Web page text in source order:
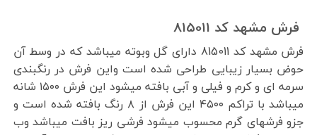
فرش مشهد کد 815011
فرش مشهد کد 815011 دارای گل وبوته میباشد که در وسط آن
حوض بسیار زیبایی طراحی شده است واین فرش در رنگبندی
سرمه ای و کرم و فیلی و آبی بافته میشود این فرش ۱۵۰۰ شانه
میباشد با تراکم ۴۵۰۰ این فرش از ۸ رنگ بافته شده است و
جزو فرشهای گرم محسوب میشود فرشی ریز بافت میباشد وب